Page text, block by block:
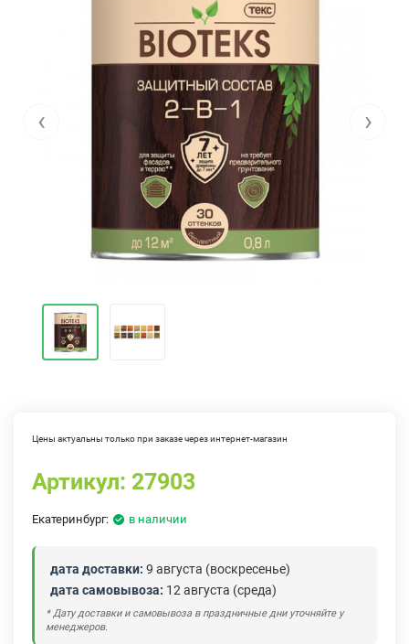
‹ ›
Цены актуальны только при заказе через интернет-магазин
Артикул: 27903
Екатеринбург: в наличии
дата доставки: 9 августа (воскресенье)
дата самовывоза: 12 августа (среда)
* Дату доставки и самовывоза в праздничные дни уточняйте у
менеджеров.